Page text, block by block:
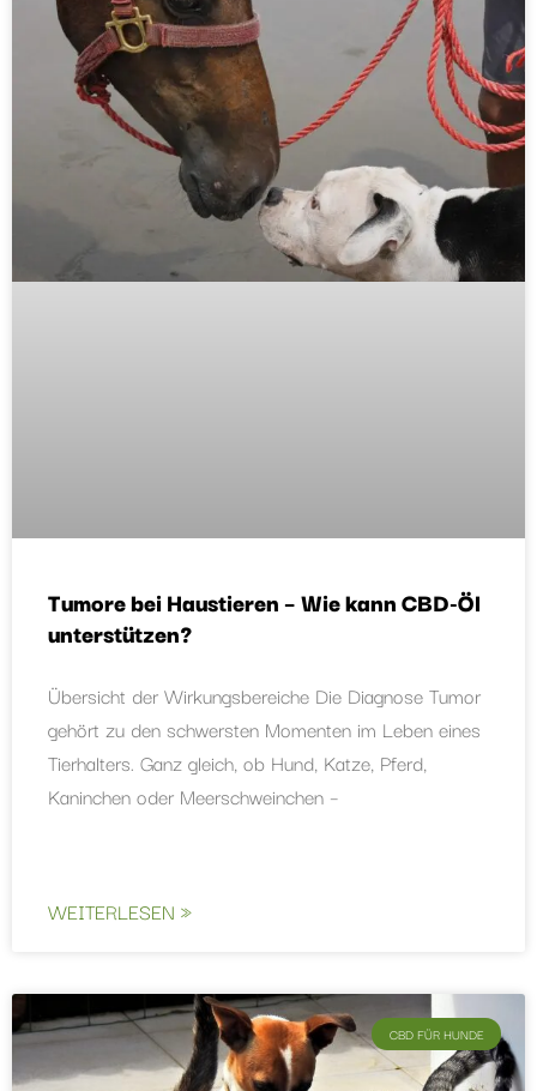
Tumore bei Haustieren – Wie kann CBD-Öl
unterstützen?
Übersicht der Wirkungsbereiche Die Diagnose Tumor
gehört zu den schwersten Momenten im Leben eines
Tierhalters. Ganz gleich, ob Hund, Katze, Pferd,
Kaninchen oder Meerschweinchen –
WEITERLESEN »
CBD FÜR HUNDE